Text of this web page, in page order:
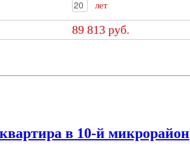
лет
89 813 руб.
в 10-й микрорайон